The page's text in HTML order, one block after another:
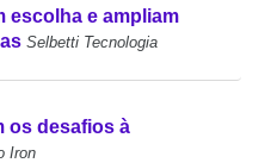
escolha e ampliam
Selbetti Tecnologia
os desafios à
Iron